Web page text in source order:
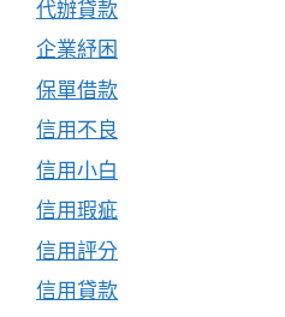
代辦貸款
企業紓困
保單借款
信用不良
信用小白
信用瑕疵
信用評分
信用貸款